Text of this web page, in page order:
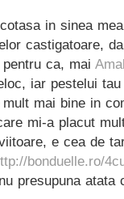
in sinea
castigatoare,
ca, mai
iar pestelui
mai bine in
mi-a placut
e cea de
bonduelle.ro/
presupuna